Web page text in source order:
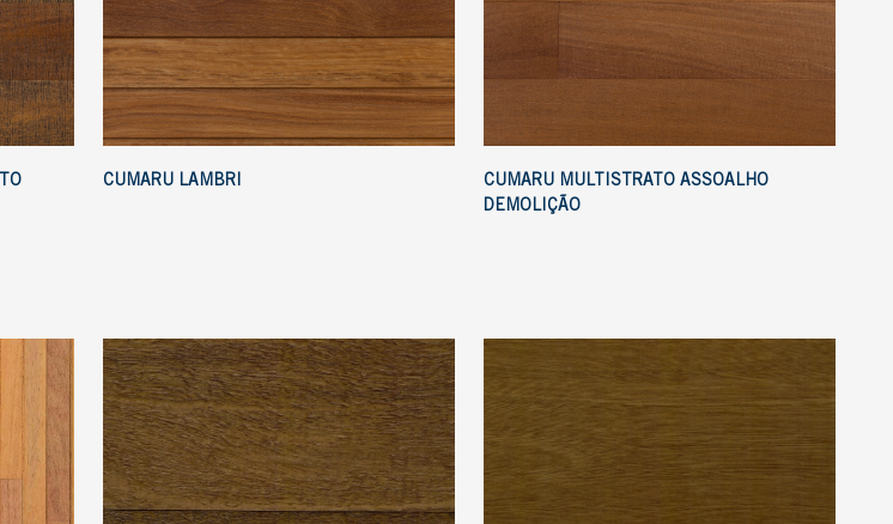
T-Molding
Ver todos
CUMARU LAMBRI
CUMARU MULTISTRATO ASSOALHO
DEMOLIÇÃO